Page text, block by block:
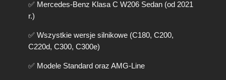
l
a
a
W
0
✅ Mercedes-Benz Klasa C W206 Sedan (od 2021
r.)
✅ Wszystkie wersje silnikowe (C180, C200,
C220d, C300, C300e)
✅ Modele Standard oraz AMG-Line